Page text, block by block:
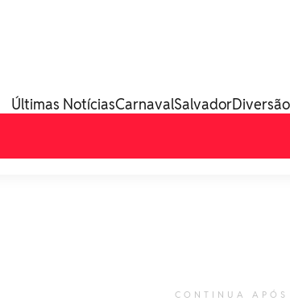
Últimas NotíciasCarnavalSalvadorDiversão
CONTINUA